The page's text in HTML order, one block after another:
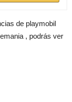
de playmobil
, podrás ver